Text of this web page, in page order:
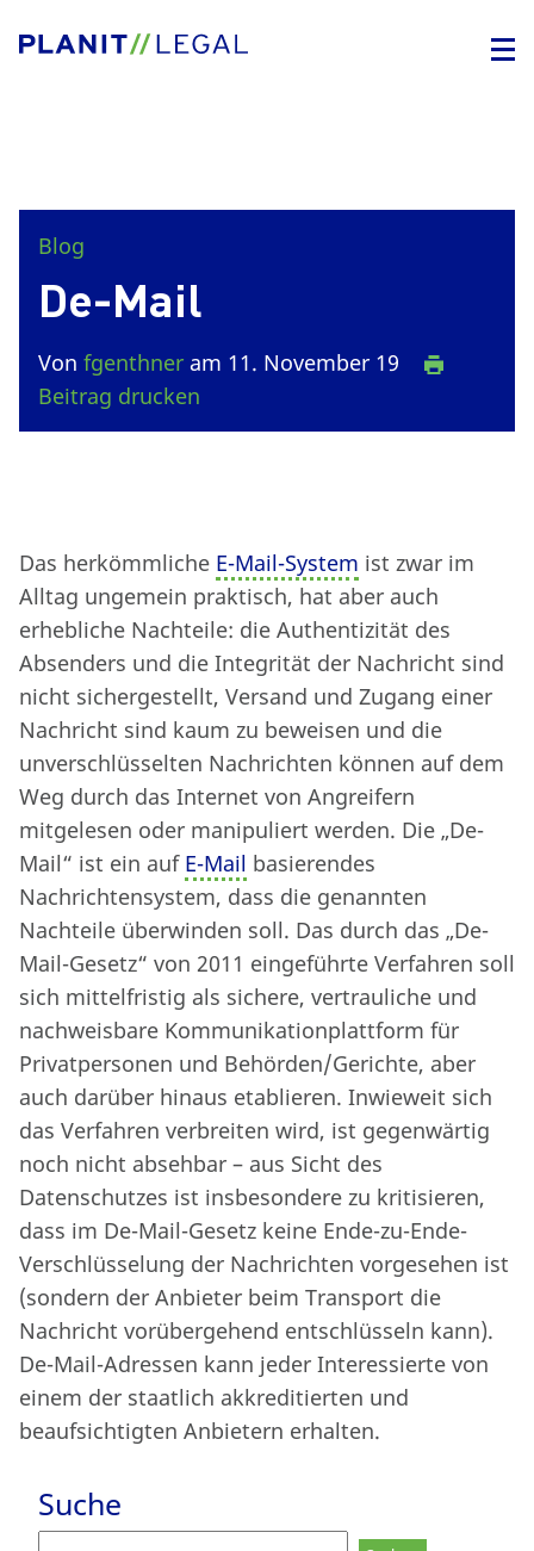
Blog
De-Mail
Von fgenthner am 11. November 19
Beitrag drucken
Das herkömmliche E-Mail-System ist zwar im
Alltag ungemein praktisch, hat aber auch
erhebliche Nachteile: die Authentizität des
Absenders und die Integrität der Nachricht sind
nicht sichergestellt, Versand und Zugang einer
Nachricht sind kaum zu beweisen und die
unverschlüsselten Nachrichten können auf dem
Weg durch das Internet von Angreifern
mitgelesen oder manipuliert werden. Die „De-
Mail“ ist ein auf E-Mail basierendes
Nachrichtensystem, dass die genannten
Nachteile überwinden soll. Das durch das „De-
Mail-Gesetz“ von 2011 eingeführte Verfahren soll
sich mittelfristig als sichere, vertrauliche und
nachweisbare Kommunikationplattform für
Privatpersonen und Behörden/Gerichte, aber
auch darüber hinaus etablieren. Inwieweit sich
das Verfahren verbreiten wird, ist gegenwärtig
noch nicht absehbar – aus Sicht des
Datenschutzes ist insbesondere zu kritisieren,
dass im De-Mail-Gesetz keine Ende-zu-Ende-
Verschlüsselung der Nachrichten vorgesehen ist
(sondern der Anbieter beim Transport die
Nachricht vorübergehend entschlüsseln kann).
De-Mail-Adressen kann jeder Interessierte von
einem der staatlich akkreditierten und
beaufsichtigten Anbietern erhalten.
Suche